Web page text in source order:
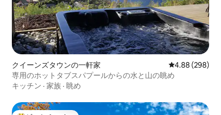
クイーンズタウンの一軒家 レビュー298
4.88 (298)
専用のホットタブスパプールからの水と山の眺め
キッチン · 家族 · 眺め